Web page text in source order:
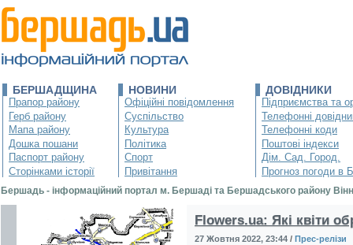
БЕРШАДЩИНА
Прапор району
Герб району
Мапа району
Дошка пошани
Паспорт району
Сторінками історії
НОВИНИ
Офіційні повідомлення
Суспільство
Культура
Політика
Спорт
Привітання
ДОВІДНИКИ
Підприємства та
Телефонні
Телефонні коди
Поштові індекси
Дім. Сад. Город.
Прогноз погоди в
Бершадь - інформаційний портал м. Бершаді та Бершадського району
Flowers.ua: Які квіти
27 Жовтня 2022, 23:44 / Прес-релізи